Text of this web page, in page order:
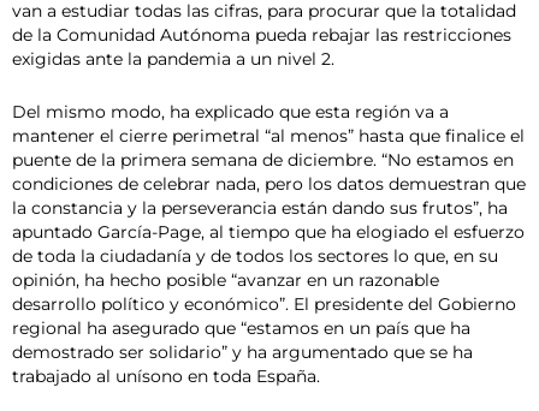
van a estudiar todas las cifras, para procurar que la totalidad
de la Comunidad Autónoma pueda rebajar las restricciones
exigidas ante la pandemia a un nivel 2.
Del mismo modo, ha explicado que esta región va a
mantener el cierre perimetral “al menos” hasta que finalice el
puente de la primera semana de diciembre. “No estamos en
condiciones de celebrar nada, pero los datos demuestran que
la constancia y la perseverancia están dando sus frutos”, ha
apuntado García-Page, al tiempo que ha elogiado el esfuerzo
de toda la ciudadanía y de todos los sectores lo que, en su
opinión, ha hecho posible “avanzar en un razonable
desarrollo político y económico”. El presidente del Gobierno
regional ha asegurado que “estamos en un país que ha
demostrado ser solidario” y ha argumentado que se ha
trabajado al unísono en toda España.